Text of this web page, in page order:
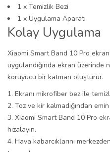
1 x Temizlik Bezi
1 x Uygulama Aparatı
Kolay Uygulama
Xiaomi Smart Band 10 Pro
uygulandığında ekran üzerinde
koruyucu bir katman oluşturur.
Ekranı mikrofiber bez ile
Toz ve kir kalmadığından
Xiaomi Smart Band 10 Pro
hizalayın.
Hava kabarcıklarını